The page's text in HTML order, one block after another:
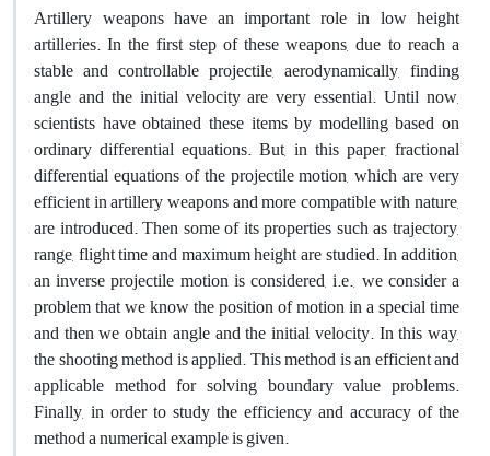
Artillery weapons have an important role in low height
artilleries. In the first step of these weapons, due to reach a
stable and controllable projectile, aerodynamically, finding
angle and the initial velocity are very essential. Until now,
scientists have obtained these items by modelling based on
ordinary differential equations. But, in this paper, fractional
differential equations of the projectile motion, which are very
efficient in artillery weapons and more compatible with nature,
are introduced. Then some of its properties such as trajectory,
range, flight time and maximum height are studied. In addition,
an inverse projectile motion is considered, i.e., we consider a
problem that we know the position of motion in a special time
and then we obtain angle and the initial velocity. In this way,
the shooting method is applied. This method is an efficient and
applicable method for solving boundary value problems.
Finally, in order to study the efficiency and accuracy of the
method a numerical example is given.